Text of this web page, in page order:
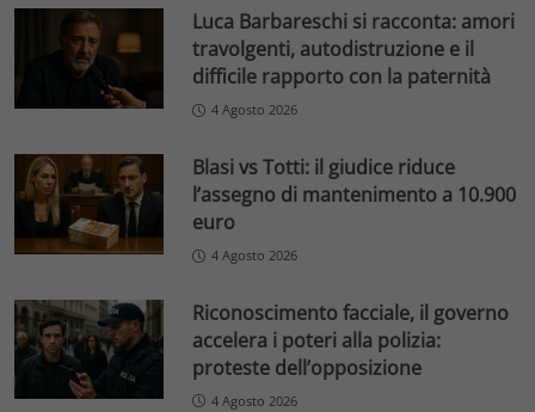
Luca Barbareschi si racconta: amori
travolgenti, autodistruzione e il
difficile rapporto con la paternità
4 Agosto 2026
Blasi vs Totti: il giudice riduce
l’assegno di mantenimento a 10.900
euro
4 Agosto 2026
Riconoscimento facciale, il governo
accelera i poteri alla polizia:
proteste dell’opposizione
4 Agosto 2026